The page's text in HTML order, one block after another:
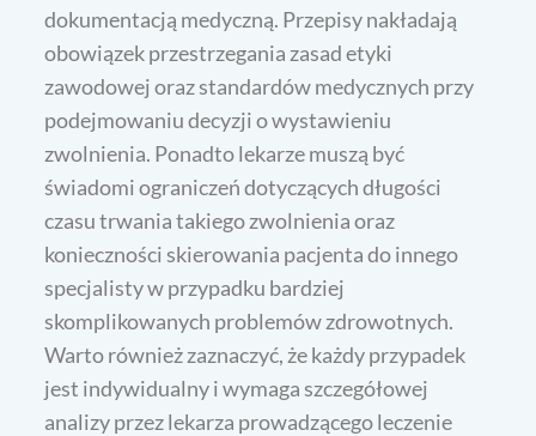
dokumentacją medyczną. Przepisy nakładają
obowiązek przestrzegania zasad etyki
zawodowej oraz standardów medycznych przy
podejmowaniu decyzji o wystawieniu
zwolnienia. Ponadto lekarze muszą być
świadomi ograniczeń dotyczących długości
czasu trwania takiego zwolnienia oraz
konieczności skierowania pacjenta do innego
specjalisty w przypadku bardziej
skomplikowanych problemów zdrowotnych.
Warto również zaznaczyć, że każdy przypadek
jest indywidualny i wymaga szczegółowej
analizy przez lekarza prowadzącego leczenie